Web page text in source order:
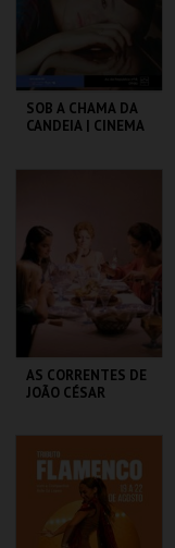
SOB A CHAMA DA
CANDEIA | CINEMA
COMPRAR
AS CORRENTES DE
JOÃO CÉSAR
MAIS INFO